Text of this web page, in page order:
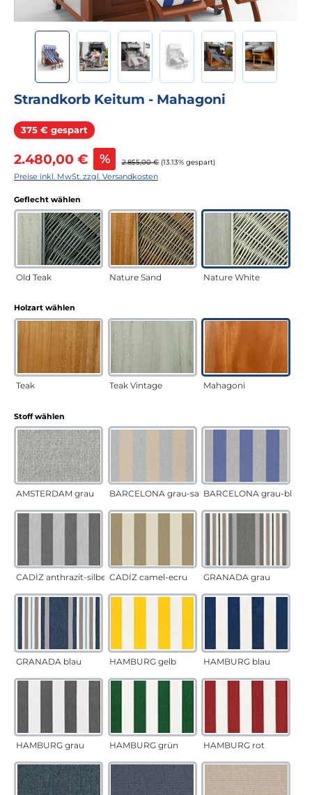
Strandkorb Keitum - Mahagoni
375 € gespart Rabatt
Verkaufspreis:
2.480,00 € % Regulärer Preis:
2.855,00 € (13.13% gespart)
Preise inkl. MwSt. zzgl. Versandkosten
Geflecht wählen
Old Teak Nature Sand Nature White
Holzart wählen
Teak Teak Vintage Mahagoni
Stoff wählen
AMSTERDAM grau BARCELONA grau-sandBARCELONA grau-blau
CADÍZ anthrazit-silber CADÍZ camel-ecru GRANADA grau
GRANADA blau HAMBURG gelb HAMBURG blau
HAMBURG grau HAMBURG grün HAMBURG rot